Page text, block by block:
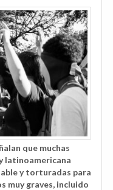
que muchas
latinoamericana
y torturadas para
muy graves, incluido